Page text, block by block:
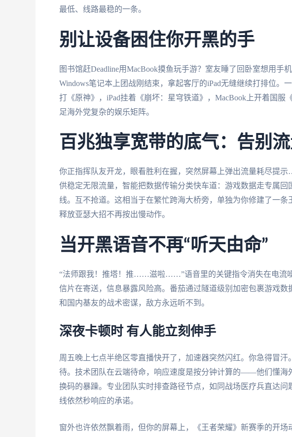
最低、线路最稳的一条。
别让设备困住你开黑的手
图书馆赶Deadline用MacBook摸鱼玩手游？室友睡了回卧室想用手
Windows笔记本上团战刚结束，拿起客厅的iPad无缝继续打排位。
打《原神》，iPad挂着《崩坏：星穹铁道》，MacBook上开着国
足海外党复杂的娱乐矩阵。
百兆独享宽带的底气：告别
你正指挥队友开龙，眼看胜利在握，突然屏幕上弹出流量耗尽提
供稳定无限流量，智能把数据传输分类快车道：游戏数据走专属
线。互不抢道。这相当于在繁忙跨海大桥旁，单独为你修建了一
释放亚瑟大招不再按出慢动作。
当开黑语音不再“听天由命”
“法师跟我！推塔！推……滋啦……”语音里的关键指令消失在电流
信片在寄送，信息暴露风险高。番茄通过隧道级别加密包裹游戏
和国内基友的战术密谋，敌方永远听不到。
深夜卡顿时 有人能立刻伸手
周五晚上七点半绝区零直播快开了，加速器突然闪红。你急得冒
待。技术团队在云端待命，响应速度是按分钟计算的——他们懂海
换码的暴躁。专业团队实时排查路径节点，如同战场医疗兵直达
线依然秒响应的承诺。
窗外也许依然飘着雨，但你的屏幕上，《王者荣耀》新赛季的开